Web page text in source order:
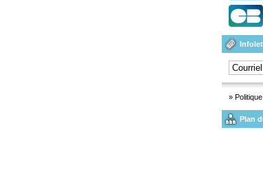
»
confidentialité
Plan